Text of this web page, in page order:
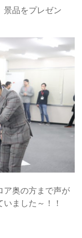
景品をプレゼン
ア奥の方まで声が
ました～！！